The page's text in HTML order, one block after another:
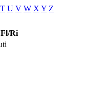
T U V W X Y Z
Ri